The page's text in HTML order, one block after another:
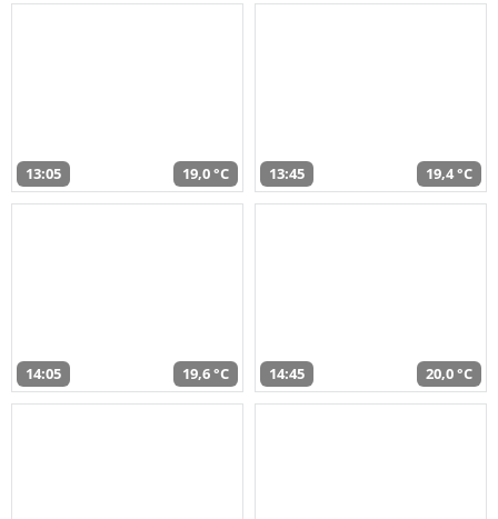
13:05 19,0 °C 13:45 19,4 °C
14:05 19,6 °C 14:45 20,0 °C